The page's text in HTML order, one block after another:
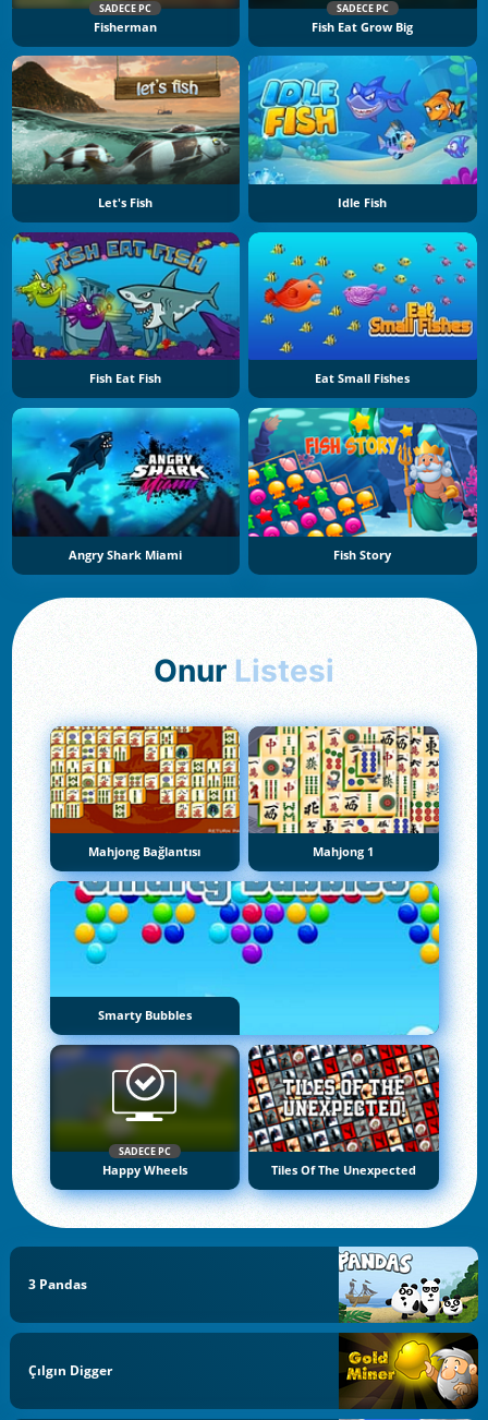
SADECE PC
Fisherman
SADECE PC
Fish Eat Grow Big
Let's Fish Idle Fish
Fish Eat Fish Eat Small Fishes
Angry Shark Miami Fish Story
Onur Listesi
Mahjong Bağlantısı Mahjong 1
Smarty Bubbles
SADECE PC
Happy Wheels Tiles Of The Unexpected
3 Pandas
Çılgın Digger